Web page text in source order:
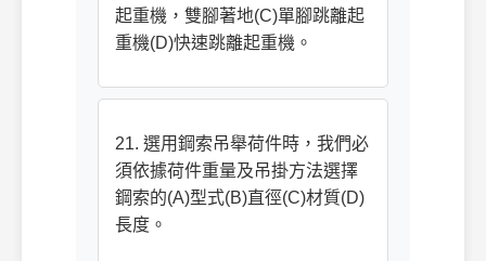
起重機，雙腳著地(C)單腳跳離起
重機(D)快速跳離起重機。
21. 選用鋼索吊舉荷件時，我們必
須依據荷件重量及吊掛方法選擇
鋼索的(A)型式(B)直徑(C)材質(D)
長度。